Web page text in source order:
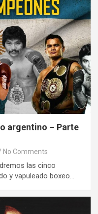
argentino – Parte
No Comments
las cinco
y vapuleado boxeo…